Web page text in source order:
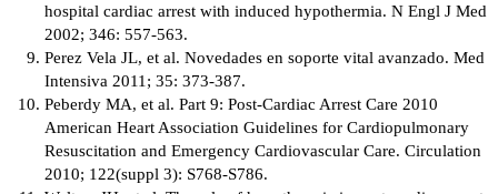
hospital cardiac arrest with induced hypothermia. N Engl J Med
2002; 346: 557-563.
Perez Vela JL, et al. Novedades en soporte vital avanzado. Med
Intensiva 2011; 35: 373-387.
Peberdy MA, et al. Part 9: Post-Cardiac Arrest Care 2010
American Heart Association Guidelines for Cardiopulmonary
Resuscitation and Emergency Cardiovascular Care. Circulation
2010; 122(suppl 3): S768-S786.